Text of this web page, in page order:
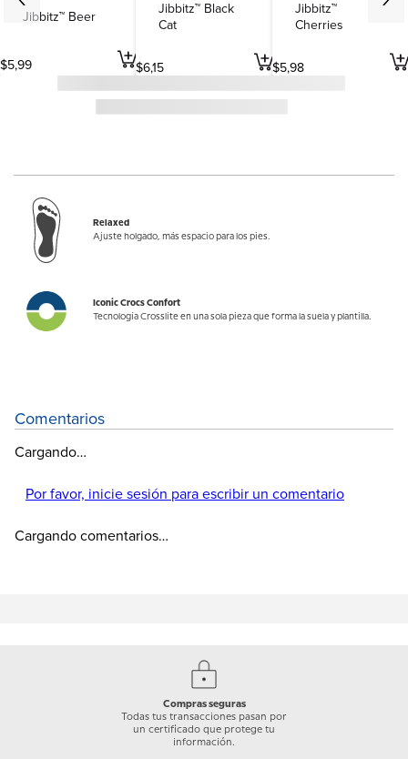
Jibbitz™ Beer
$5,99
Jibbitz™ Black
Cat
$6,15
Jibbitz™
Cherries
$5,98
Relaxed
Ajuste holgado, más espacio para los pies.
Iconic Crocs Confort
Tecnología Crosslite en una sola pieza que forma la suela y plantilla.
Comentarios
Cargando…
Por favor, inicie sesión para escribir un comentario
Cargando comentarios…
Compras seguras
Todas tus transacciones pasan por
un certificado que protege tu
información.